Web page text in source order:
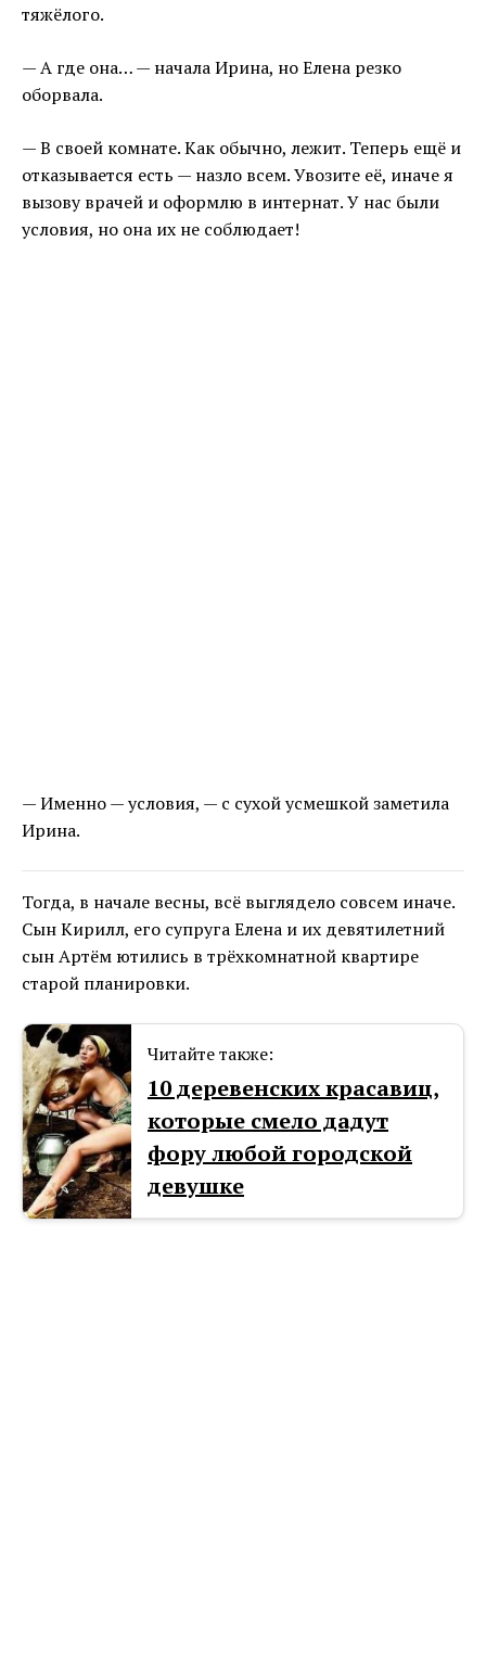
тяжёлого.
— А где она… — начала Ирина, но Елена резко
оборвала.
— В своей комнате. Как обычно, лежит. Теперь ещё и
отказывается есть — назло всем. Увозите её, иначе я
вызову врачей и оформлю в интернат. У нас были
условия, но она их не соблюдает!
— Именно — условия, — с сухой усмешкой заметила
Ирина.
Тогда, в начале весны, всё выглядело совсем иначе.
Сын Кирилл, его супруга Елена и их девятилетний
сын Артём ютились в трёхкомнатной квартире
старой планировки.
Читайте также:
10 деревенских красавиц,
которые смело дадут
фору любой городской
девушке